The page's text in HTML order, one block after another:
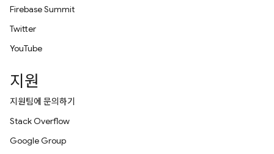
Firebase Summit
Twitter
YouTube
지원
지원팀에 문의하기
Stack Overflow
Google Group